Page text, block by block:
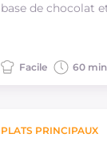
base de chocolat
Facile 60 min
PLATS PRINCIPAUX